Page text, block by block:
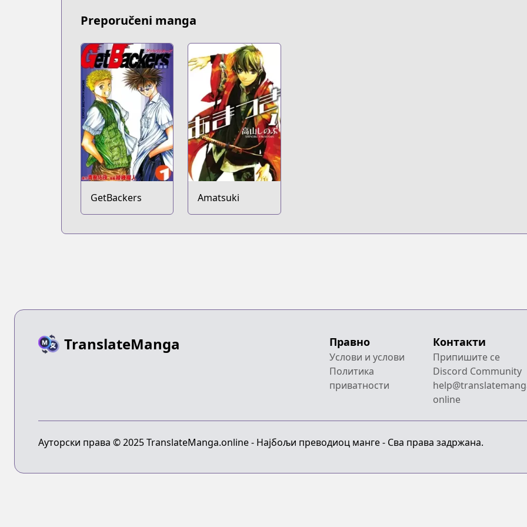
Preporučeni manga
GetBackers Amatsuki
TranslateManga Правно
Услови и услови
Политика
приватности
Контакти
Припишите се
Discord Community
online
Ауторски права © 2025 TranslateManga.online - Најбољи преводиоц манге - Сва права задржана.